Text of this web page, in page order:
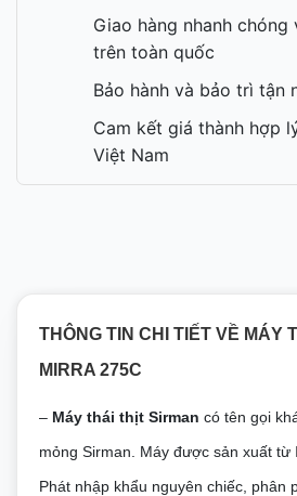
Giao hàng nhanh
trên toàn quốc
Bảo hành và bảo trì tận
Cam kết giá thành hợp
Việt Nam
THÔNG TIN CHI TIẾT VỀ MÁY
MIRRA 275C
– Máy thái thịt Sirman có tên gọi
mỏng Sirman. Máy được sản xuất từ
Phát nhập khẩu nguyên chiếc, phân